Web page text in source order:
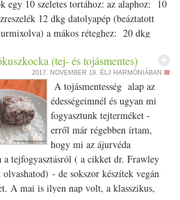
egy 10 szeletes tortához: az alaphoz: 10
12 dkg datolyapép (beáztatott
a mákos réteghez: 20 dkg
1/­­2 citrom reszelt héja a citromos
dkg kesudió 1 dl olvasztott kókuszolaj
és reszelt héja 2 kanál rizsszirup vagy
mandulatej(vagy víz) Egy 18 cm-es
kibélelünk sütőpapírral. Az alap
jól összegyúrjuk és belenyomkodjuk
az alapba. A tetejét kanál hátuljával
a mákos réteget: az őrölt
összekeverjük a többi hozzávalóval,
az alapra. A citromos réteghez mindent
(tej- és tojásmentes)
2017. NOVEMBER 19. ÉLJ HARMÓNIÁBAN
A tojásmentesség alap az
édességeimnél és ugyan mi
fogyasztunk tejterméket -
erről már régebben írtam,
hogy mi az ájurvéda
a tejfogyasztásról ( a cikket dr. Frawley
- de sokszor készítek vegán
A mai is ilyen nap volt, a klasszikus,